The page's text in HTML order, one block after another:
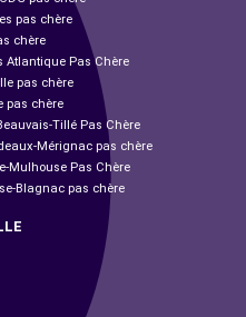
pas chère
chère
Atlantique Pas Chère
pas chère
pas chère
Tillé Pas Chère
Mérignac pas chère
Mulhouse Pas Chère
Blagnac pas chère